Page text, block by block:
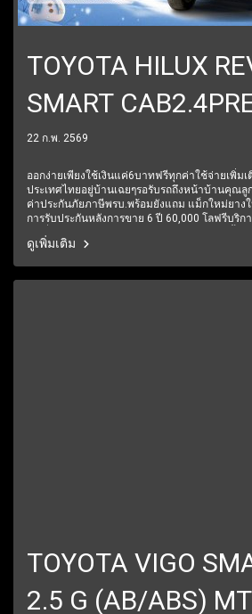
TOYOTA HILUX
SMART
E AT ปี2018
ราคา499,000บาท
22 ก.พ. 2569
ออกง่ายเพียงใช้เงินแค่6บาทฟรีทุกค่าใช้จ่ายเพิ่ม
ประเทศไทยอยู่บ้านเฉยๆรอรับรถถึงหน้าบ้านคุณ
ค่าประกันภัยภาษีพรบ.พร้อมยังแถม แม็กใหม่ยาง
การรับประกันหลังการขาย 6 ปี 60,000 โลฟรีบริก
24 ชั่วโมง1 ปีเต็ม6 เดือนแรกรับประกันให้ทุกชิ้นส่
250 คัน
ดูเพิ่มเติม
TOYOTA VIGO
2.5 G (AB/ABS)